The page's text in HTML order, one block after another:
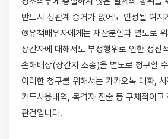
반드시 성관계 증거가 없어도 인정될 여지
③유책배우자에게는 재산분할과 별도로
상간자에 대해서도 부정행위로 인한 정신
손해배상(상간자 소송)을 별도로 청구할
이러한 청구를 위해서는 카카오톡 대화,
카드사용내역, 목격자 진술 등 구체적이고
관건입니다.